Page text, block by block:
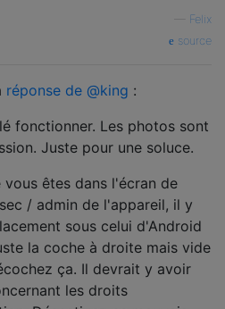
Felix
source
réponse de @king :
fonctionner. Les photos sont
Juste pour une soluce.
vous êtes dans l'écran de
/ admin de l'appareil, il y
sous celui d'Android
la coche à droite mais vide
ça. Il devrait y avoir
les droits